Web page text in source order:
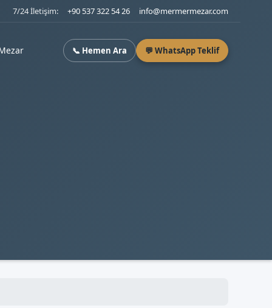
7/24 İletişim: +90 537 322 54 26 info@mermermezar.com
📞 Hemen Ara 💬 WhatsApp Teklif